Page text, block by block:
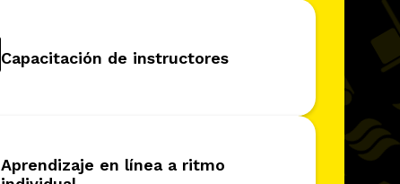
Capacitación de instructores
Aprendizaje en línea a ritmo